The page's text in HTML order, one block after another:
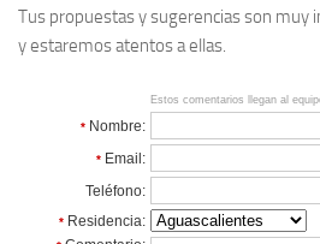
Tus propuestas y sugerencias son muy
y estaremos atentos a ellas.